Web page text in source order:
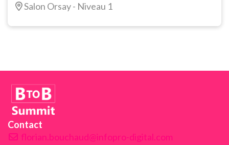
Salon Orsay - Niveau 1
Contact
florian.bouchaud@infopro-digital.com